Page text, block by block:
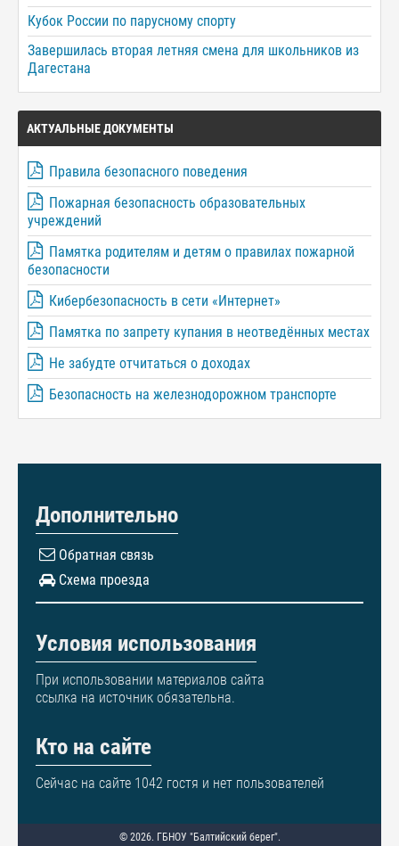
Кубок России по парусному спорту
Завершилась вторая летняя смена для школьников из
Дагестана
АКТУАЛЬНЫЕ ДОКУМЕНТЫ
Правила безопасного поведения
Пожарная безопасность образовательных
учреждений
Памятка родителям и детям о правилах пожарной
безопасности
Кибербезопасность в сети «Интернет»
Памятка по запрету купания в неотведённых местах
Не забудте отчитаться о доходах
Безопасность на железнодорожном транспорте
Дополнительно
Обратная связь
Схема проезда
Условия использования
При использовании материалов сайта
ссылка на источник обязательна.
Кто на сайте
Сейчас на сайте 1042 гостя и нет пользователей
© 2026. ГБНОУ "Балтийский берег".